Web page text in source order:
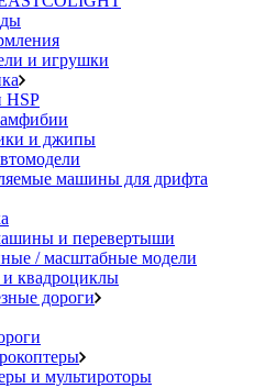
и игрушки
HSP
и джипы
машины для дрифта
и перевертыши
/ масштабные модели
квадроциклы
дороги
и мультироторы